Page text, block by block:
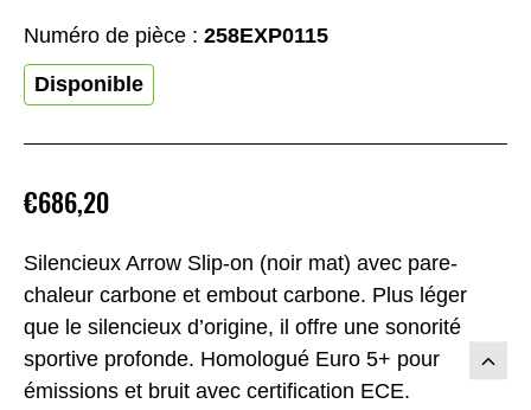
Silencieux Arrow Slip-on (noir mat) avec pare-
chaleur carbone et embout carbone. Plus léger
que le silencieux d’origine, il offre une sonorité
sportive profonde. Homologué Euro 5+ pour
émissions et bruit avec certification ECE.
€686,20
Numéro de pièce : 258EXP0115
Disponible